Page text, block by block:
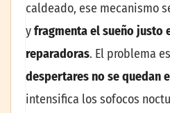
caldeado, ese mecanismo
yfragmenta el sueño justo
reparadoras. El problema
despertares no se quedan
intensifica los sofocos